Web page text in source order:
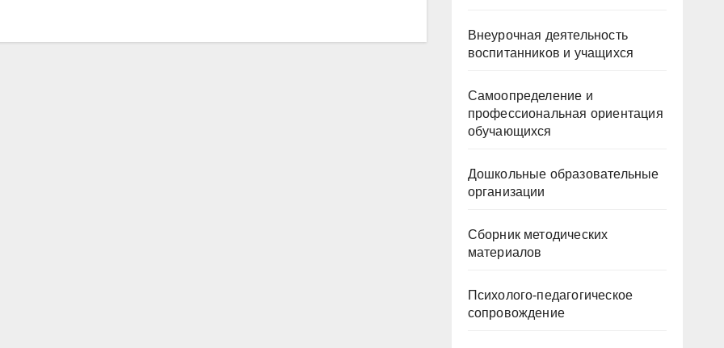
Внеурочная деятельность
воспитанников и учащихся
Самоопределение и
профессиональная ориентация
обучающихся
Дошкольные образовательные
организации
Сборник методических
материалов
Психолого-педагогическое
сопровождение